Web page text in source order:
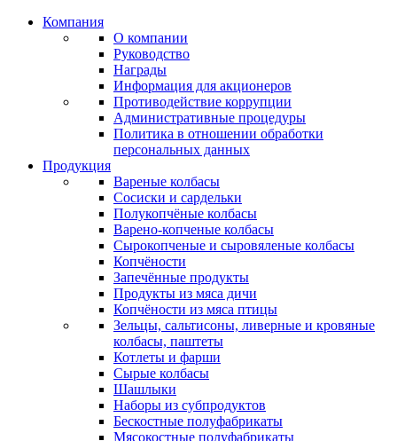
Компания
О компании
Руководство
Награды
Информация для акционеров
Противодействие коррупции
Административные процедуры
Политика в отношении обработки
персональных данных
Продукция
Вареные колбасы
Сосиски и сардельки
Полукопчёные колбасы
Варено-копченые колбасы
Сырокопченые и сыровяленые колбасы
Копчёности
Запечённые продукты
Продукты из мяса дичи
Копчёности из мяса птицы
Зельцы, сальтисоны, ливерные и кровяные
колбасы, паштеты
Котлеты и фарши
Сырые колбасы
Шашлыки
Наборы из субпродуктов
Бескостные полуфабрикаты
Мясокостные полуфабрикаты